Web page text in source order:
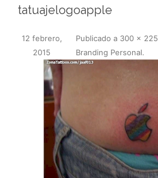
tatuajelogoapple
Publicado
12 febrero,
2015
a 300 × 225
Branding Personal.